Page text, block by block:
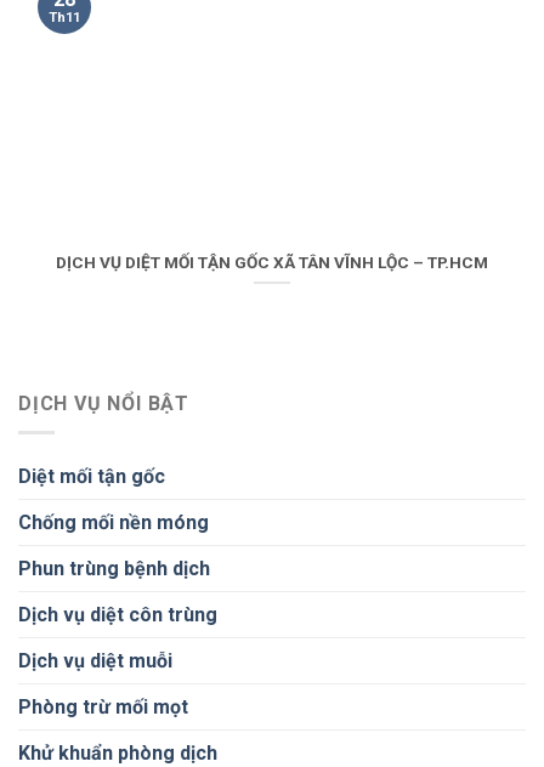
DỊCH VỤ DIỆT MỐI TẬN GỐC XÃ TÂN VĨNH LỘC – TP.HCM
Th11
DỊCH VỤ NỔI BẬT
Diệt mối tận gốc
Chống mối nền móng
Phun trùng bệnh dịch
Dịch vụ diệt côn trùng
Dịch vụ diệt muỗi
Phòng trừ mối mọt
Khử khuẩn phòng dịch